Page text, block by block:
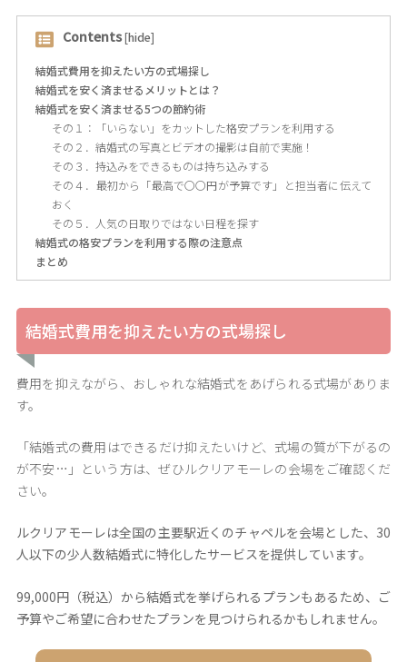
Contents[hide]
結婚式費用を抑えたい方の式場探し
結婚式を安く済ませるメリットとは？
結婚式を安く済ませる5つの節約術
その１：「いらない」をカットした格安プランを利用する
その２．結婚式の写真とビデオの撮影は自前で実施！
その３．持込みをできるものは持ち込みする
その４．最初から「最高で〇〇円が予算です」と担当者に伝えて
おく
その５．人気の日取りではない日程を探す
結婚式の格安プランを利用する際の注意点
まとめ
結婚式費用を抑えたい方の式場探し
費用を抑えながら、おしゃれな結婚式をあげられる式場がありま
す。
「結婚式の費用はできるだけ抑えたいけど、式場の質が下がるの
が不安…」という方は、ぜひルクリアモーレの会場をご確認くだ
さい。
ルクリアモーレは全国の主要駅近くのチャペルを会場とした、30
人以下の少人数結婚式に特化したサービスを提供しています。
99,000円（税込）から結婚式を挙げられるプランもあるため、ご
予算やご希望に合わせたプランを見つけられるかもしれません。